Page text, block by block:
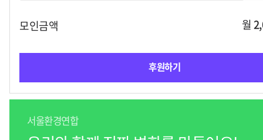
모인금액 월
후원하기
서울환경연합